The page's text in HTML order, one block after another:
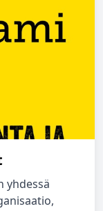
yhdessä